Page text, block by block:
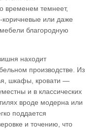
временем темнеет,
коричневые или даже
благородную
находит
производстве. Из
шкафы, кровати —
и в классических
вроде модерна или
поддается
и точению, что